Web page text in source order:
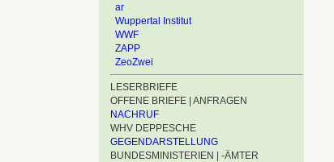
ar
Wuppertal Institut
WWF
ZAPP
ZeoZwei
LESERBRIEFE
OFFENE BRIEFE | ANFRAGEN
NACHRUF
WHV DEPPESCHE
GEGENDARSTELLUNG
BUNDESMINISTERIEN | -ÄMTER